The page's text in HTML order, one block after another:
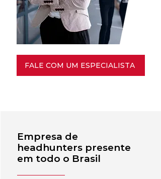
FALE COM UM ESPECIALISTA
Empresa de
headhunters presente
em todo o Brasil